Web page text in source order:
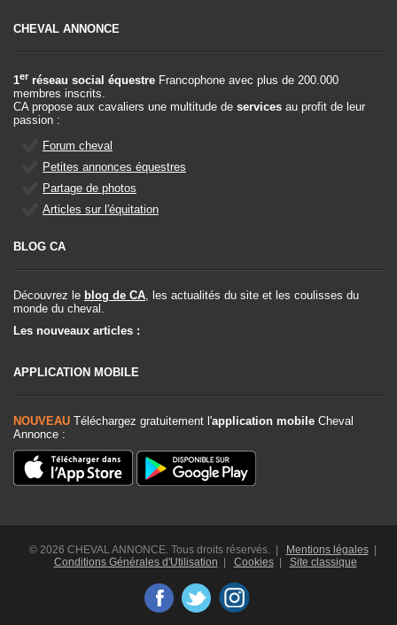
CHEVAL ANNONCE
1er réseau social équestre Francophone avec plus de 200.000
membres inscrits.
CA propose aux cavaliers une multitude de services au profit de leur
passion :
Forum cheval
Petites annonces équestres
Partage de photos
Articles sur l'équitation
BLOG CA
Découvrez le blog de CA, les actualités du site et les coulisses du
monde du cheval.
Les nouveaux articles :
APPLICATION MOBILE
NOUVEAU Téléchargez gratuitement l'application mobile Cheval
Annonce :
© 2026 CHEVAL ANNONCE. Tous droits réservés. | Mentions légales|
Conditions Générales d'Utilisation
Cookies| Site classique